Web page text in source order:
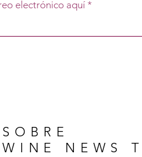
electrónico aquí
SOBRE
WINE NEWS